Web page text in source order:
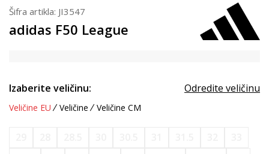
Šifra artikla: JI3547
adidas F50 League
Izaberite veličinu: Odredite veličinu
Veličine EU Veličine Veličine CM